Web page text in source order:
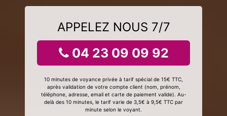
APPELEZ NOUS 7/7
04 23 09 09 92
10 minutes de voyance privée à tarif spécial de 15€ TTC,
après validation de votre compte client (nom, prénom,
téléphone, adresse, email et carte de paiement valide). Au-
delà des 10 minutes, le tarif varie de 3,5€ à 9,5€ TTC par
minute selon le voyant.